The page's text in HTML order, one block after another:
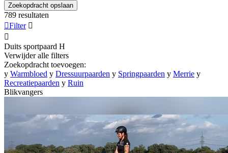
Zoekopdracht opslaan
789 resultaten
Filter 

Duits sportpaard H
Verwijder alle filters
Zoekopdracht toevoegen:
y Warmbloed y Dressuurpaarden y Springpaarden y Merrie y
Recreatiepaarden y Ruin
Blikvangers